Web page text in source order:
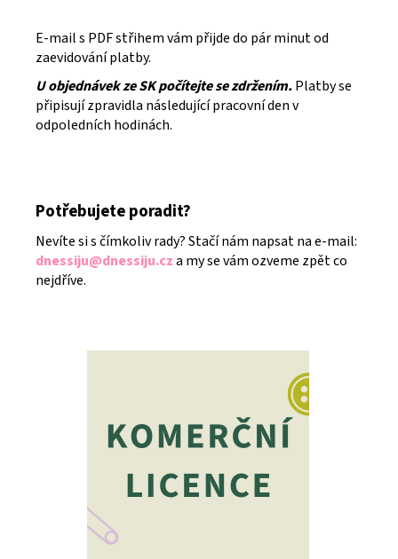
E-mail s PDF střihem vám přijde do pár minut od
zaevidování platby.
U objednávek ze SK počítejte se zdržením.Platby se
připisují zpravidla následující pracovní den v
odpoledních hodinách.
Potřebujete poradit?
Nevíte si s čímkoliv rady? Stačí nám napsat na e-mail:
dnessiju@dnessiju.cza my se vám ozveme zpět co
nejdříve.